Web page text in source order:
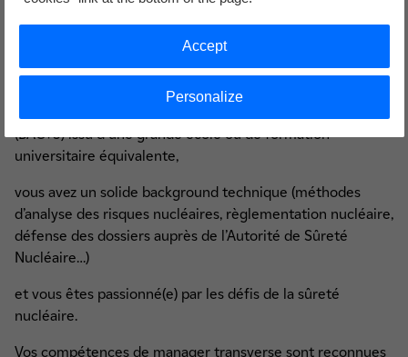
Vous souhaitez mettre vos compétences au service de
projets novateurs et contribuer à des installations à la
pointe de la technologie,
(BAC+5) issu d'une grande école ou de formation
universitaire équivalente,
vous avez un solide background technique (méthodes
d’analyse des risques nucléaires, règlementation nucléaire,
défense des dossiers auprès de l’Autorité de Sûreté
Nucléaire…)
et vous êtes passionné(e) par les défis de la sûreté
nucléaire.
Vos compétences de manager transverse sont reconnues
Personalize
Accept